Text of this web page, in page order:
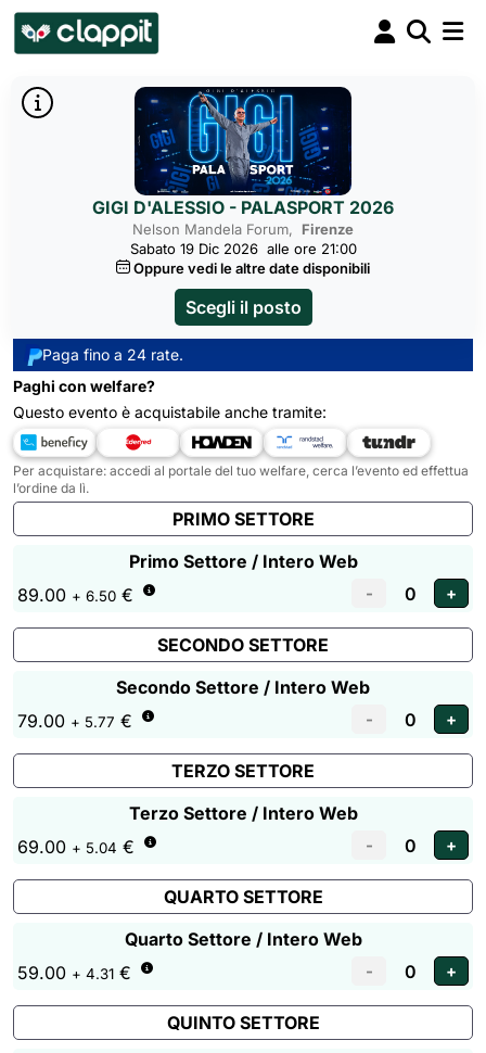
GIGI D'ALESSIO - PALASPORT 2026
Nelson Mandela Forum, Firenze
Sabato 19 Dic 2026 alle ore 21:00
Oppure vedi le altre date disponibili
Scegli il posto
Paga fino a 24 rate.
Paghi con welfare?
Questo evento è acquistabile anche tramite:
Per acquistare: accedi al portale del tuo welfare, cerca l’evento ed effettua
l’ordine da lì.
PRIMO SETTORE
Primo Settore / Intero Web
89.00 + 6.50 €
SECONDO SETTORE
Secondo Settore / Intero Web
79.00 + 5.77 €
TERZO SETTORE
Terzo Settore / Intero Web
69.00 + 5.04 €
QUARTO SETTORE
Quarto Settore / Intero Web
59.00 + 4.31 €
QUINTO SETTORE